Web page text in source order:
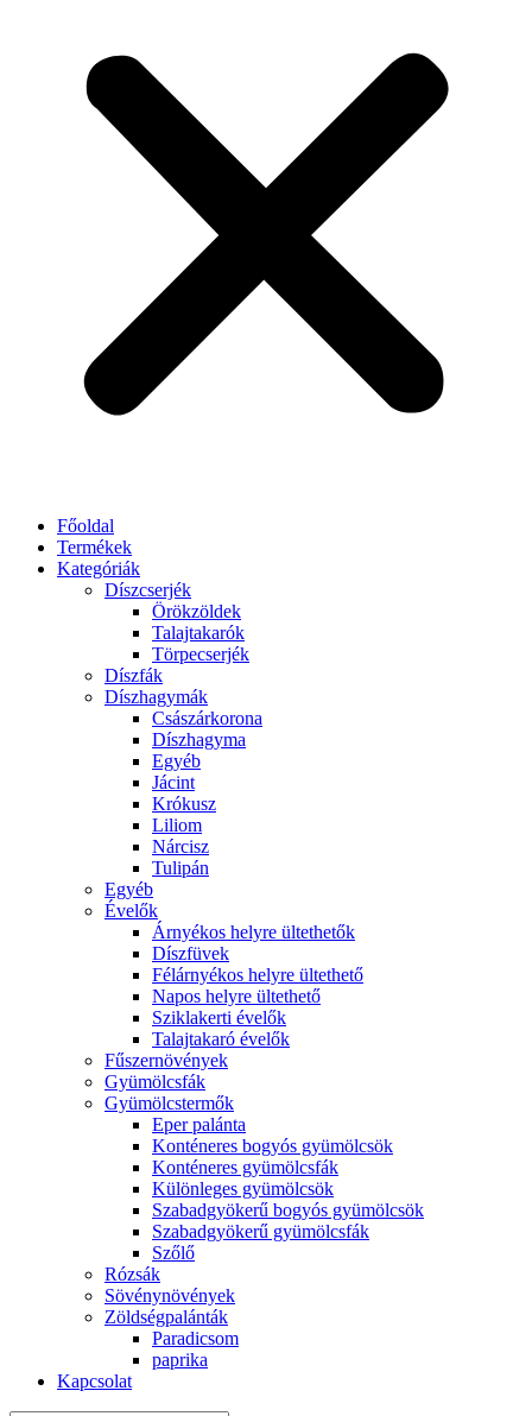
Főoldal
Termékek
Kategóriák
Díszcserjék
Örökzöldek
Talajtakarók
Törpecserjék
Díszfák
Díszhagymák
Császárkorona
Díszhagyma
Egyéb
Jácint
Krókusz
Liliom
Nárcisz
Tulipán
Egyéb
Évelők
Árnyékos helyre ültethetők
Díszfüvek
Félárnyékos helyre ültethető
Napos helyre ültethető
Sziklakerti évelők
Talajtakaró évelők
Fűszernövények
Gyümölcsfák
Gyümölcstermők
Eper palánta
Konténeres bogyós gyümölcsök
Konténeres gyümölcsfák
Különleges gyümölcsök
Szabadgyökerű bogyós gyümölcsök
Szabadgyökerű gyümölcsfák
Szőlő
Rózsák
Sövénynövények
Zöldségpalánták
Paradicsom
paprika
Kapcsolat